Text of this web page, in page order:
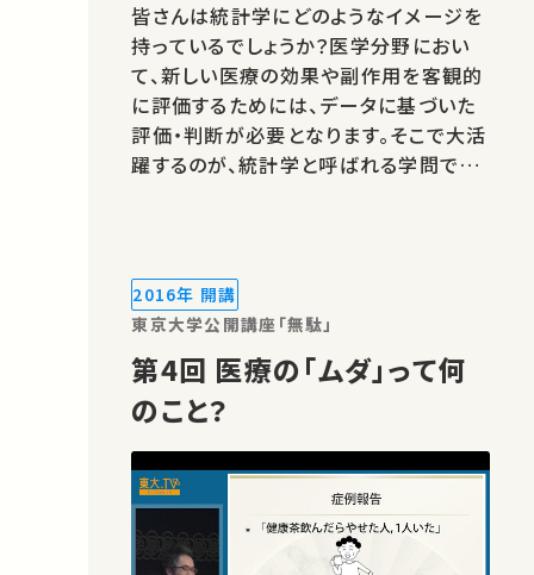
皆さんは統計学にどのようなイメージを
持っているでしょうか？医学分野におい
て、新しい医療の効果や副作用を客観的
に評価するためには、データに基づいた
評価・判断が必要となります。そこで大活
躍するのが、統計学と呼ばれる学問です。
ーディネータを担当する松山より、この講
義シリーズを通じて知っておくべ…
2016年 開講
東京大学公開講座「無駄」
第4回 医療の「ムダ」って何
のこと？